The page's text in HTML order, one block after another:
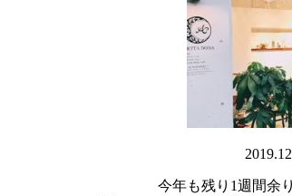
今年も残り1週間余